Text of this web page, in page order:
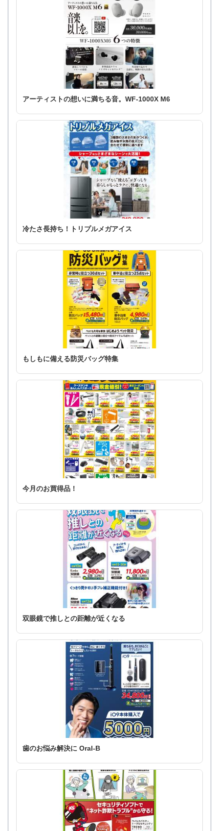
アーティストの想いに満ちる音。WF-1000X M6
冷たさ長持ち！トリプルメガアイス
もしもに備える防災バッグ特集
今月のお買得品！
双眼鏡で推しとの距離が近くなる
歯のお悩み解決に Oral-B